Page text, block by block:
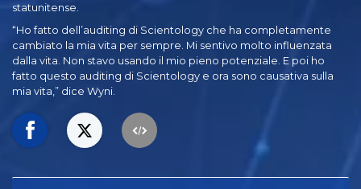
statunitense.
“Ho fatto dell’auditing di Scientology che ha completamente
cambiato la mia vita per sempre. Mi sentivo molto influenzata
dalla vita. Non stavo usando il mio pieno potenziale. E poi ho
fatto questo auditing di Scientology e ora sono causativa sulla
mia vita,” dice Wyni.